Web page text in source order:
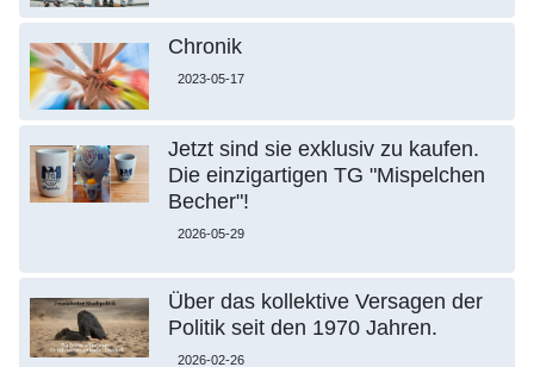
Chronik
2023-05-17
Jetzt sind sie exklusiv zu kaufen.
Die einzigartigen TG "Mispelchen
Becher"!
2026-05-29
Über das kollektive Versagen der
Politik seit den 1970 Jahren.
2026-02-26